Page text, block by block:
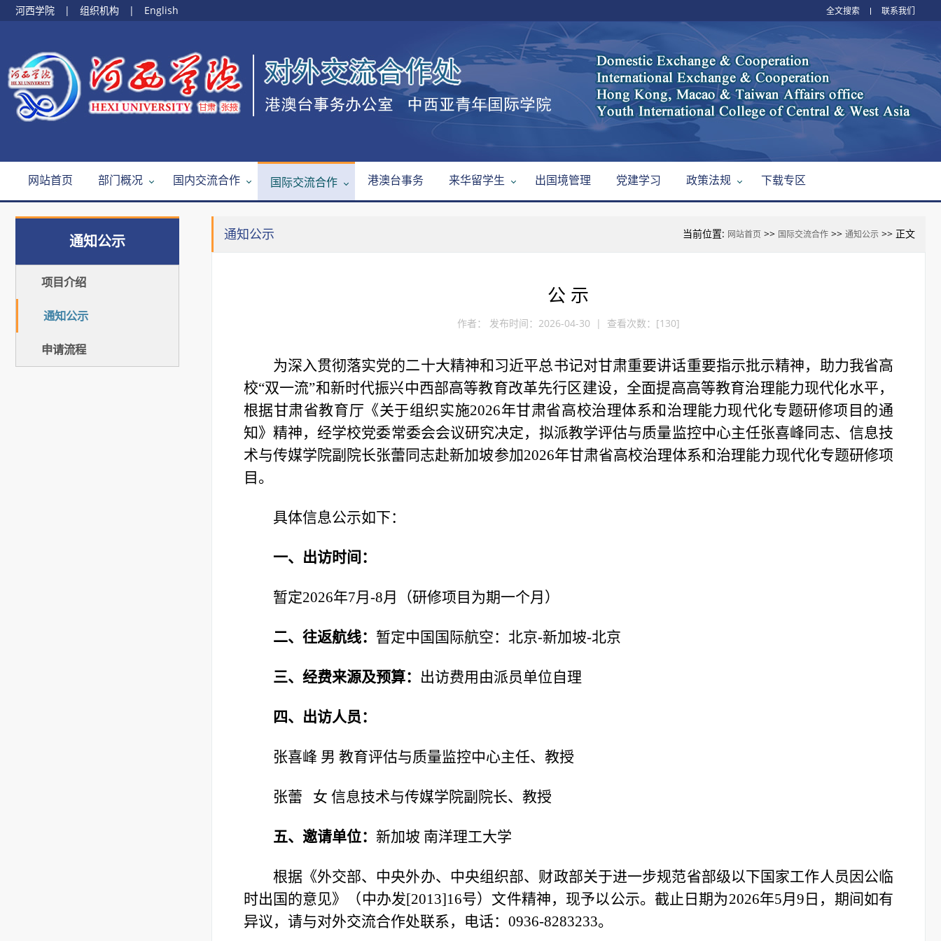
河西学院 | 组织机构 | English 全文搜索 联系我们
网站首页 部门概况 国内交流合作 国际交流合作 港澳台事务 来华留学生 出国境管理 党建学习 政策法规 下载专区
通知公示 当前位置: 网站首页 >> 国际交流合作 >> 通知公示 >> 正文
公 示
作者： 发布时间：2026-04-30 | 查看次数：[130]
为深入贯彻落实党的二十大精神和习近平总书记对甘肃重要讲话重要指示批示精神，助力我省高
校“双一流”和新时代振兴中西部高等教育改革先行区建设，全面提高高等教育治理能力现代化水平，
根据甘肃省教育厅《关于组织实施2026年甘肃省高校治理体系和治理能力现代化专题研修项目的通
知》精神，经学校党委常委会会议研究决定，拟派教学评估与质量监控中心主任张喜峰同志、信息技
术与传媒学院副院长张蕾同志赴新加坡参加2026年甘肃省高校治理体系和治理能力现代化专题研修项
目。
具体信息公示如下：
一、出访时间：
暂定2026年7月-8月（研修项目为期一个月）
二、往返航线： 暂定中国国际航空：北京-新加坡-北京
三、经费来源及预算： 出访费用由派员单位自理
四、出访人员：
张喜峰 男 教育评估与质量监控中心主任、教授
张蕾 女 信息技术与传媒学院副院长、教授
五、邀请单位： 新加坡 南洋理工大学
根据《外交部、中央外办、中央组织部、财政部关于进一步规范省部级以下国家工作人员因公临
时出国的意见》（中办发[2013]16号）文件精神，现予以公示。截止日期为2026年5月9日，期间如有
异议，请与对外交流合作处联系，电话：0936-8283233。
通知公示
项目介绍
通知公示
申请流程